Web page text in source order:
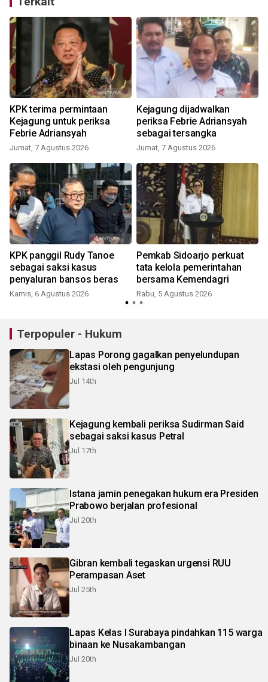
KPK terima permintaan
Kejagung untuk periksa
Febrie Adriansyah
Jumat, 7 Agustus 2026
Kejagung dijadwalkan
periksa Febrie Adriansyah
sebagai tersangka
Jumat, 7 Agustus 2026
KPK panggil Rudy Tanoe
sebagai saksi kasus
penyaluran bansos beras
Kamis, 6 Agustus 2026
Pemkab Sidoarjo perkuat
tata kelola pemerintahan
bersama Kemendagri
Rabu, 5 Agustus 2026
Terpopuler - Hukum
Lapas Porong gagalkan penyelundupan
ekstasi oleh pengunjung
Jul 14th
Kejagung kembali periksa Sudirman Said
sebagai saksi kasus Petral
Jul 17th
Istana jamin penegakan hukum era Presiden
Prabowo berjalan profesional
Jul 20th
Gibran kembali tegaskan urgensi RUU
Perampasan Aset
Jul 25th
Lapas Kelas I Surabaya pindahkan 115 warga
binaan ke Nusakambangan
Jul 20th